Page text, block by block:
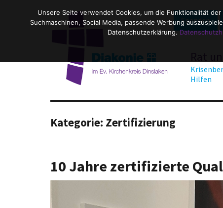
Hilfen
Spenden
Kategorie: Zertifizierung
10 Jahre zertifizierte
Unsere Seite verwendet Cookies, um die Funktionalität
Suchmaschinen, Social Media, passende Werbung
Datenschutzerklärung.